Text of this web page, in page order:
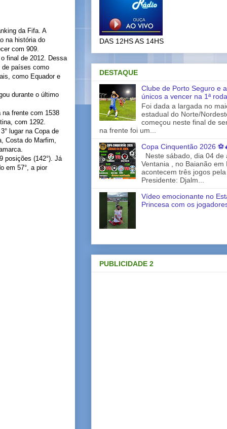
da Fifa. A
na história do
com 909.
o final de 2012. Dessa
de países como
como Equador e
durante o último
frente com 1538
com 1292.
lugar na Copa de
Costa do Marfim,
posições (142°). Já
em 57°, a pior
DAS 12HS AS 14HS
DESTAQUE
Clube de Porto Seguro e
únicos a vencer na 1ª
Foi dada a largada no
estadual do Norte/
começou neste final de
na frente foi um...
Copa Cinquentão 2026
Neste sábado, dia 04 de
Ventania , no Baianão em
acontecem três jogos
Presidente: Djalm...
Vídeo emocionante no
Princesa com os
PUBLICIDADE 2